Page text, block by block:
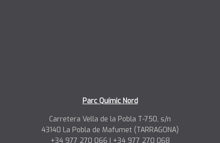
Parc Químic Nord
Carretera Vella de la Pobla T-750, s/n
43140 La Pobla de Mafumet (TARRAGONA)
+34 977 270 066 | +34 977 270 068